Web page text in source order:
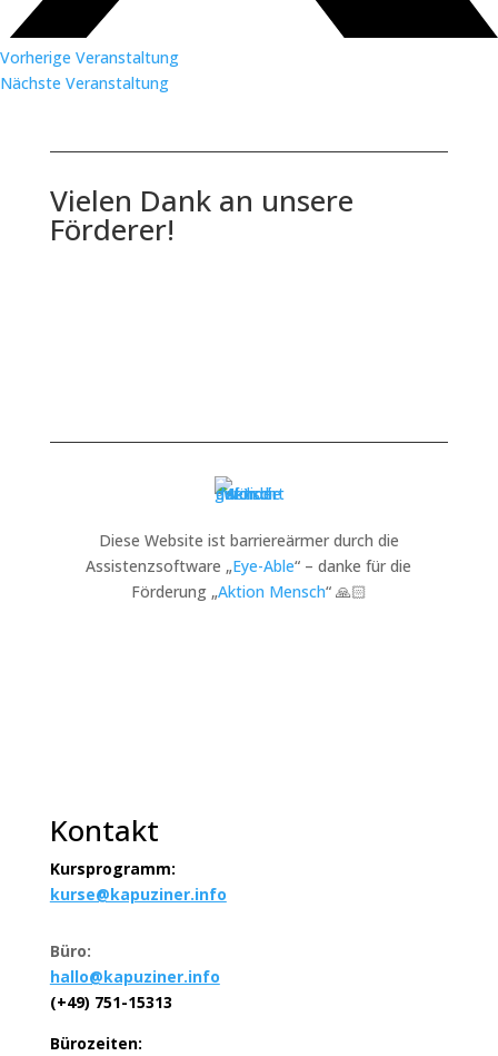
Vorherige Veranstaltung
Nächste Veranstaltung
Vielen Dank an unsere
Förderer!
Diese Website ist barriereärmer durch die
Assistenzsoftware „Eye-Able“ – danke für die
Förderung „Aktion Mensch“ 🙏🏻
Kontakt
Kursprogramm:
kurse@kapuziner.info
Büro:
hallo@kapuziner.info
(+49) 751-15313
Bürozeiten: